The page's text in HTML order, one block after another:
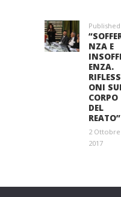
NZA E
ENZA.
ONI
CORPO
DEL
REATO”
2 Ottobre
2017